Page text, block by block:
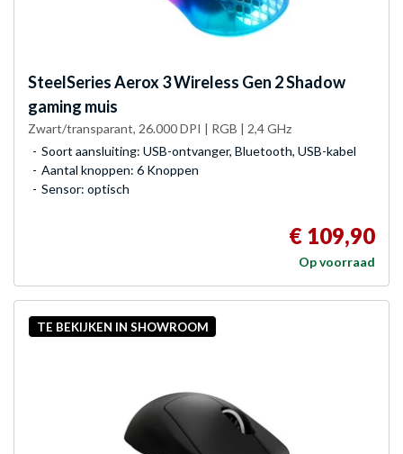
SteelSeriesAerox 3 Wireless Gen 2 Shadow
gaming muis
Zwart/transparant, 26.000 DPI | RGB | 2,4 GHz
Soort aansluiting: USB-ontvanger, Bluetooth, USB-kabel
Aantal knoppen: 6 Knoppen
Sensor: optisch
€ 109,90
Op voorraad
TE BEKIJKEN IN SHOWROOM